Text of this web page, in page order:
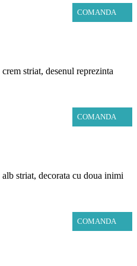
COMANDA
striat, desenul reprezinta
COMANDA
striat, decorata cu doua inimi
COMANDA